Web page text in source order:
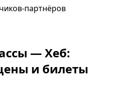
партнёров
— Хеб:
и билеты